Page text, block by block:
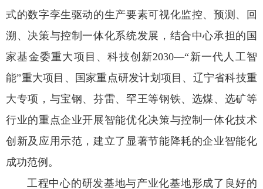
式的数字孪生驱动的生产要素可视化监控、预测、回
溯、决策与控制一体化系统发展，结合中心承担的国
家基金委重大项目、科技创新2030—“新一代人工智
能”重大项目、国家重点研发计划项目、辽宁省科技重
大专项，与宝钢、芬雷、罕王等钢铁、选煤、选矿等
行业的重点企业开展智能优化决策与控制一体化技术
创新及应用示范，建立了显著节能降耗的企业智能化
成功范例。
工程中心的研发基地与产业化基地形成了良好的